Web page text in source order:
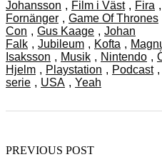
Johansson , Film i Väst , Fira ,
Fornänger , Game Of Thrones
Con , Gus Kaage , Johan
Falk , Jubileum , Kofta ,
Isaksson , Musik , Nintendo ,
Hjelm , Playstation , Podcast ,
serie , USA , Yeah
PREVIOUS POST